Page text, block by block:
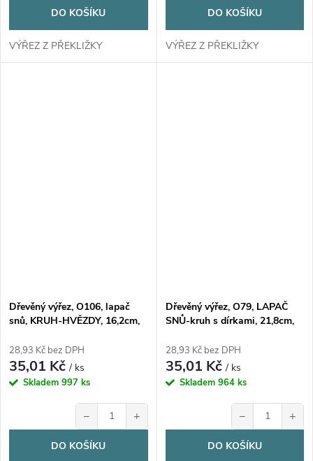
DO KOŠÍKU
VÝŘEZ Z PŘEKLIŽKY
DO KOŠÍKU
VÝŘEZ Z PŘEKLIŽKY
Dřevěný výřez, O106, lapač
snů, KRUH-HVĚZDY, 16,2cm,
28,93 Kč bez DPH
35,01 Kč/ ks
Skladem 997 ks
− +
DO KOŠÍKU
Dřevěný výřez, O79, LAPAČ
SNŮ-kruh s dírkami, 21,8cm,
28,93 Kč bez DPH
35,01 Kč/ ks
Skladem 964 ks
− +
DO KOŠÍKU